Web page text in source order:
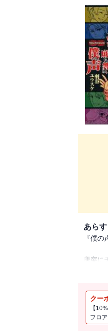
あら
『僕
唐突に
11歳
※※こ
クー
【
フロ